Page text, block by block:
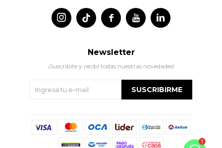
 
 
Newsletter
¡Suscribite y recibí todas nuestras novedades!
SUSCRIBIRME